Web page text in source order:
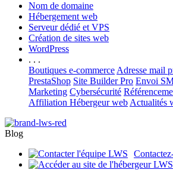
Nom de domaine
Hébergement web
Serveur dédié et VPS
Création de sites web
WordPress
. . .
Boutiques e-commerce Adresse mail
PrestaShop Site Builder Pro Envoi
Marketing Cybersécurité
Affiliation Hébergeur web Actualités
Blog